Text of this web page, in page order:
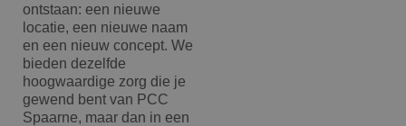
ontstaan: een nieuwe
locatie, een nieuwe naam
en een nieuw concept. We
bieden dezelfde
hoogwaardige zorg die je
gewend bent van PCC
Spaarne, maar dan in een